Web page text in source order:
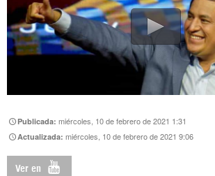
Publicada:miércoles, 10 de febrero de 2021 1:31
Actualizada:miércoles, 10 de febrero de 2021 9:06
Ver en